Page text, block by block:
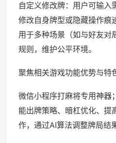
自定义修改牌：用户可输入
修改自身牌型或隐藏操作痕
用于多种场景（如与好友对
规则，维护公平环境。
聚焦相关游戏功能优势与特
微信小程序打麻将专用神器
能出牌策略、暗杠优化、提
作，通过AI算法调整牌局结